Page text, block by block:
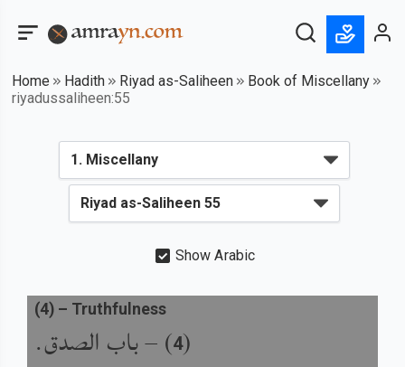
Home Hadith Riyad as-Saliheen
Book of Miscellany
riyadussaliheen:55
Show Arabic
(
4
) –باب الصدق.
(4) – Truthfulness